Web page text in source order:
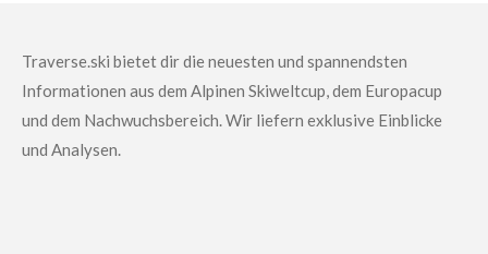
e
n
e
n
e
n
e
n
Traverse.ski bietet dir die neuesten und spannendsten
Informationen aus dem Alpinen Skiweltcup, dem Europacup
und dem Nachwuchsbereich.Wir liefern exklusive Einblicke
und Analysen.